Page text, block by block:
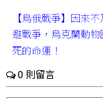
【烏俄戰爭】因來
避戰爭，烏克蘭動
死的命運！